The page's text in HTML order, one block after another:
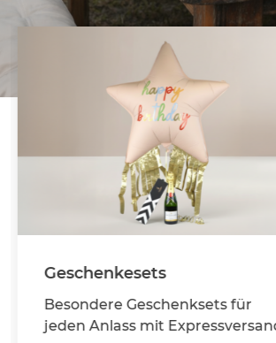
Geschenkesets
Besondere Geschenksets für
jeden Anlass mit